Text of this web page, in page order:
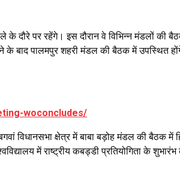
के दौरे पर रहेंगे। इस दौरान वे विभिन्न मंडलों की
बाद पालमपुर शहरी मंडल की बैठक में उपस्थित
woconcludes/
विधानसभा क्षेत्र में बाबा बड़ोह मंडल की बैठक में
में राष्ट्रीय कबड्डी प्रतियोगिता के